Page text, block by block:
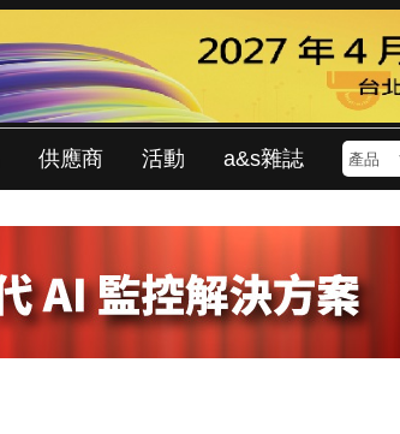
供應商 活動 a&s雜誌